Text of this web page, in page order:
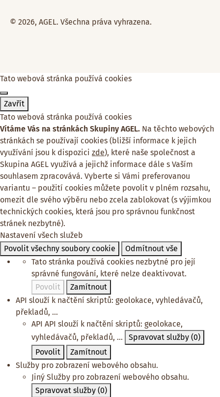
© 2026, AGEL. Všechna práva vyhrazena.
Tato webová stránka používá cookies
Zavřít
Tato webová stránka používá cookies
Vítáme Vás na stránkách Skupiny AGEL. Na těchto webových
stránkách se používají cookies (bližší informace k jejich
využívání jsou k dispozici zde), které naše společnost a
Skupina AGEL využívá a jejichž informace dále s Vaším
souhlasem zpracovává. Vyberte si Vámi preferovanou
variantu – použití cookies můžete povolit v plném rozsahu,
omezit dle svého výběru nebo zcela zablokovat (s výjimkou
technických cookies, která jsou pro správnou funkčnost
stránek nezbytné).
Nastavení všech služeb
Povolit všechny soubory cookie
Odmítnout vše
Tato stránka používá cookies nezbytné pro její
správné fungování, které nelze deaktivovat.
Povolit
Zamítnout
API slouží k načtění skriptů: geolokace, vyhledávačů,
překladů, ...
API API slouží k načtění skriptů: geolokace,
vyhledávačů, překladů, ...
Spravovat služby (0)
Povolit
Zamítnout
Služby pro zobrazení webového obsahu.
Jiný Služby pro zobrazení webového obsahu.
Spravovat služby (0)